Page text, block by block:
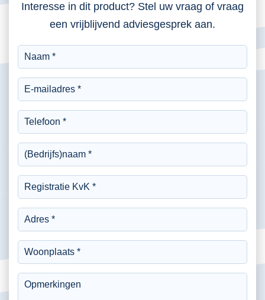
Interesse in dit product? Stel uw vraag of vraag
een vrijblijvend adviesgesprek aan.